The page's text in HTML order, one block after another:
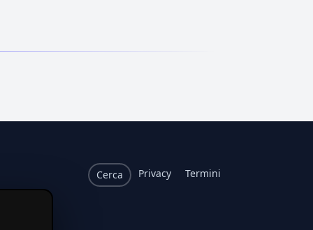
Cerca Privacy Termini